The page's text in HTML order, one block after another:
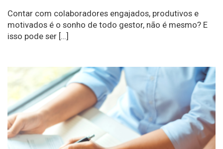
Contar com colaboradores engajados, produtivos e
motivados é o sonho de todo gestor, não é mesmo? E
isso pode ser […]